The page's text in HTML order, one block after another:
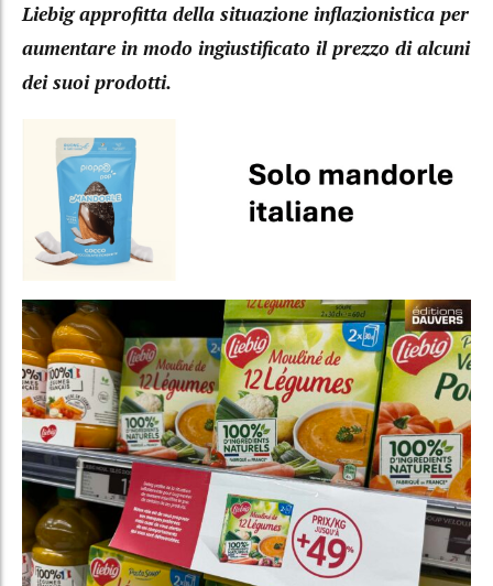
Liebig approfitta della situazione inflazionistica per
aumentare in modo ingiustificato il prezzo di alcuni
dei suoi prodotti.